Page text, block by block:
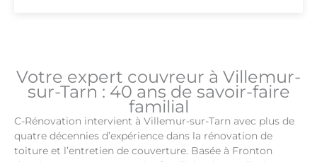
Votre expert couvreur à Villemur-
sur-Tarn : 40 ans de savoir-faire
familial
C-Rénovation intervient à Villemur-sur-Tarn avec plus de
quatre décennies d’expérience dans la rénovation de
toiture et l’entretien de couverture. Basée à Fronton